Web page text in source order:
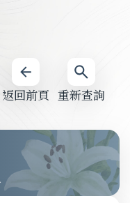
重新查詢
返回前頁